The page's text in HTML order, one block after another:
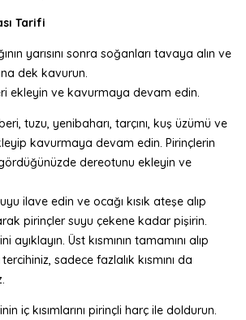
Tarifi
yarısını sonra soğanları tavaya alın ve
dek kavurun.
ekleyin ve kavurmaya devam edin.
tuzu, yenibaharı, tarçını, kuş üzümü ve
kavurmaya devam edin. Pirinçlerin
gördüğünüzde dereotunu ekleyin ve
ilave edin ve ocağı kısık ateşe alıp
pirinçler suyu çekene kadar pişirin.
ayıklayın. Üst kısmının tamamını alıp
sadece fazlalık kısmını da
iç kısımlarını pirinçli harç ile doldurun.